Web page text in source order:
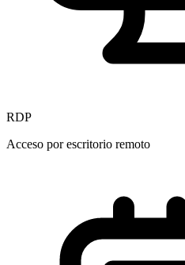
RDP
Acceso por escritorio remoto